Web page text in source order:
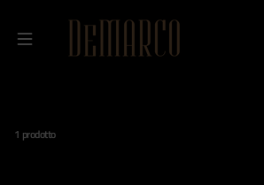
1 prodotto